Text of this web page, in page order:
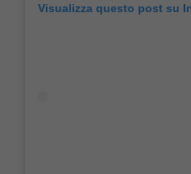
Visualizza questo post su